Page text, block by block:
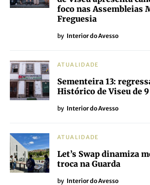
foco nas Assembleias
Freguesia
by Interior do Avesso
ATUALIDADE
Sementeira 13:
Histórico de Viseu de 9
by Interior do Avesso
ATUALIDADE
Let’s Swap dinamiza
troca na Guarda
by Interior do Avesso